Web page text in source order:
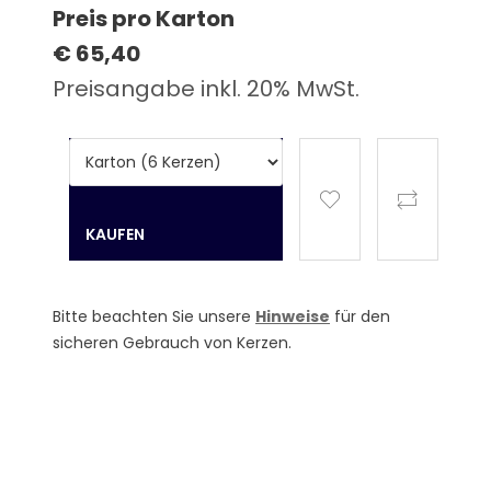
Preis pro Karton
€ 65,40
Preisangabe inkl. 20% MwSt.
Bitte beachten Sie unsere Hinweise für den
sicheren Gebrauch von Kerzen.